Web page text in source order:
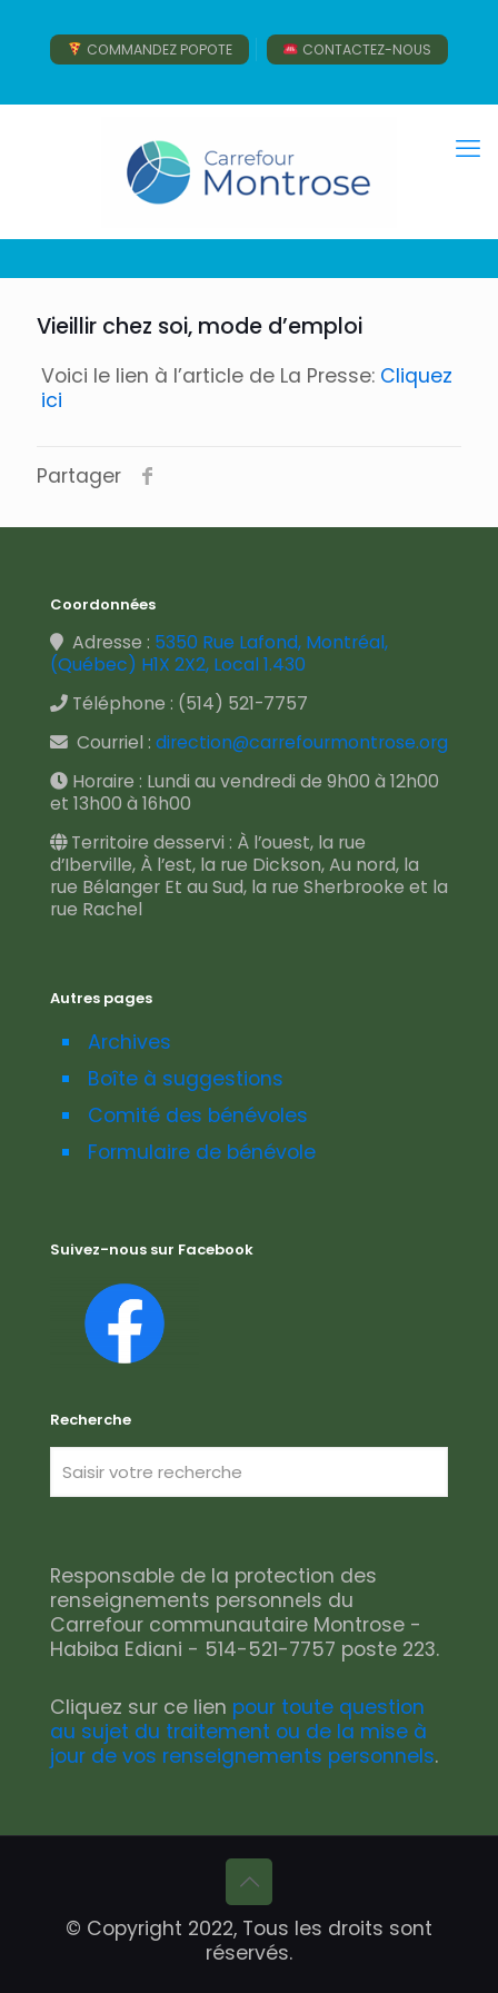
COMMANDEZ POPOTE CONTACTEZ-NOUS
Vieillir chez soi, mode d’emploi
Voici le lien à l’article de La Presse: Cliquez
ici
Partager
Coordonnées
Adresse : 5350 Rue Lafond, Montréal,
(Québec) H1X 2X2, Local 1.430
Téléphone : (514) 521-7757
Courriel : direction@carrefourmontrose.org
Horaire : Lundi au vendredi de 9h00 à 12h00
et 13h00 à 16h00
Territoire desservi : À l’ouest, la rue
d’Iberville, À l’est, la rue Dickson, Au nord, la
rue Bélanger Et au Sud, la rue Sherbrooke et la
rue Rachel
Autres pages
Archives
Boîte à suggestions
Comité des bénévoles
Formulaire de bénévole
Suivez-nous sur Facebook
Recherche
Responsable de la protection des
renseignements personnels du
Carrefour communautaire Montrose -
Habiba Ediani - 514-521-7757 poste 223.
Cliquez sur ce lien pour toute question
au sujet du traitement ou de la mise à
jour de vos renseignements personnels.
© Copyright 2022, Tous les droits sont
réservés.